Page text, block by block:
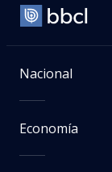
Nacional
Economía